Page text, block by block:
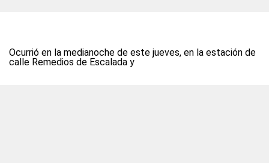
Ocurrió en la medianoche de este jueves, en la estación de
calle Remedios de Escalada y